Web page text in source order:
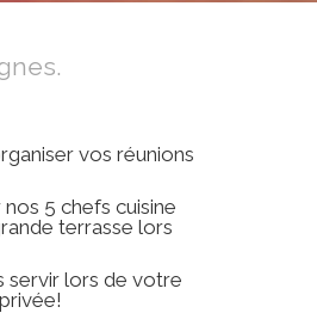
vos réunions
5 chefs cuisine
terrasse lors
servir lors de votre